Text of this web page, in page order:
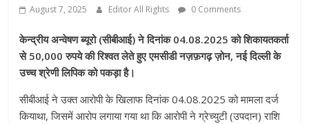
August 7, 2025 Editor All Rights 0 Comments
केन्द्रीय अन्वेषण ब्यूरो (सीबीआई) ने दिनांक 04.08.2025 को शिकायतकर्ता
से 50,000 रुपये की रिश्वत लेते हुए एमसीडी नज़फ़गढ़ ज़ोन, नई दिल्ली के
उच्च श्रेणी लिपिक को पकड़ा है।
सीबीआई ने उक्त आरोपी के खिलाफ दिनांक 04.08.2025 को मामला दर्ज
कियाथा, जिसमें आरोप लगाया गया था कि आरोपी ने ग्रेच्युटी (उपदान) राशि